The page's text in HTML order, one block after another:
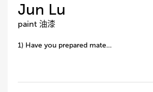
Jun Lu
paint 油漆
1) Have you prepared mate…